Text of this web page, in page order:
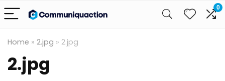
0
Home » 2.jpg » 2.jpg
2.jpg